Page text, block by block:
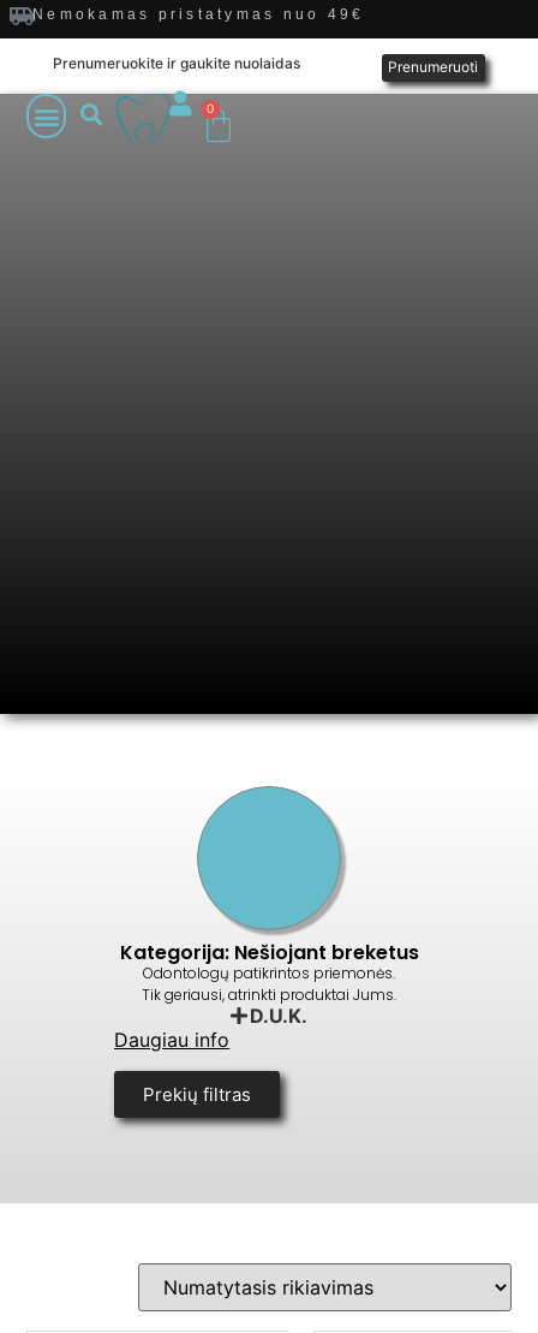
Nemokamas pristatymas nuo 49€
Prenumeruokite ir gaukite nuolaidas Prenumeruoti
0
Kategorija: Nešiojant breketus
Odontologų patikrintos priemonės.
Tik geriausi, atrinkti produktai Jums.
D.U.K.
Daugiau info
Prekių filtras